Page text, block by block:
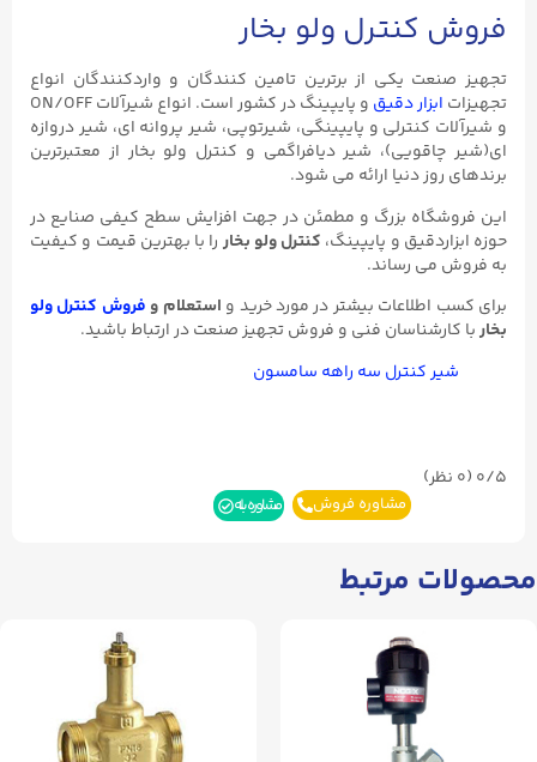
فروش کنترل ولو بخار
تجهیز صنعت یکی از برترین تامین کنندگان و واردکنندگان انواع
تجهیزات ابزار دقیق
و پایپینگ در کشور است. انواع شیرآلات ON/OFF
و شیرآلات کنترلی و پایپینگی، شیرتوپی، شیر پروانه ای، شیر دروازه
ای(شیر چاقویی)، شیر دیافراگمی و کنترل ولو بخار از معتبرترین
برندهای روز دنیا ارائه می شود.
این فروشگاه بزرگ و مطمئن در جهت افزایش سطح کیفی صنایع در
حوزه ابزاردقیق و پایپینگ، کنترل ولو بخار را با بهترین قیمت و کیفیت
به فروش می رساند.
برای کسب اطلاعات بیشتر در مورد خرید و استعلام و فروش کنترل ولو
بخاربا کارشناسان فنی و فروش تجهیز صنعت در ارتباط باشید.
شیر کنترل سه راهه سامسون
0/5 (۰ نظر)
مشاوره فروش مشاوره بله
محصولات مرتبط